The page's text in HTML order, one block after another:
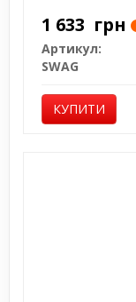
1 633 грн
Артикул:
SWAG
КУПИТИ